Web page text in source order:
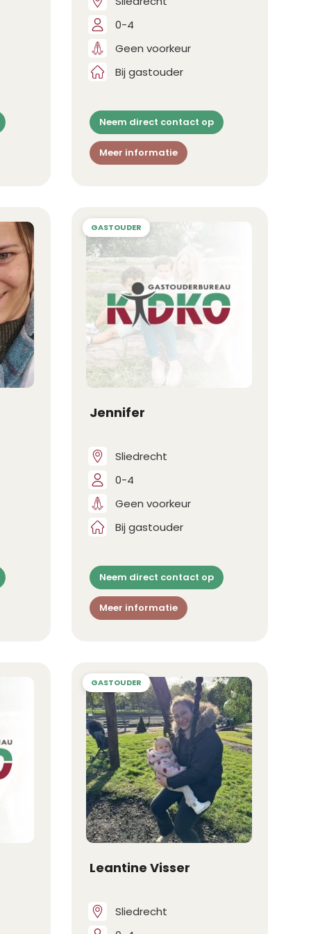
0-4
Geen voorkeur
Bij gastouder
Neem direct contact op
Meer informatie
Jennifer
Sliedrecht
0-4
Geen voorkeur
Bij gastouder
Neem direct contact op
Meer informatie
Leantine Visser
Sliedrecht